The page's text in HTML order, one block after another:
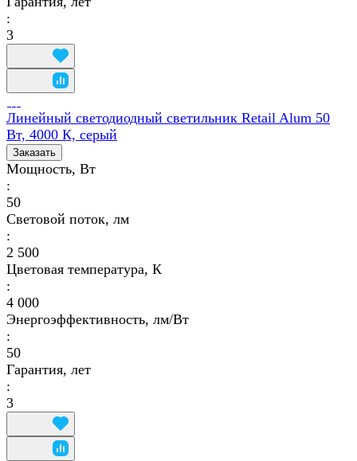
:
3
Линейный светодиодный светильник Retail Alum 50
Вт, 4000 К, серый
Заказать
Мощность, Вт
:
50
Световой поток, лм
:
2 500
Цветовая температура, К
:
4 000
Энергоэффективность, лм/Вт
:
50
Гарантия, лет
:
3